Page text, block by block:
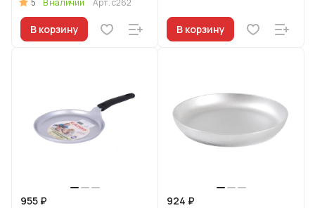
В наличии Арт.с262
В корзину В корзину
955 ₽
924 ₽